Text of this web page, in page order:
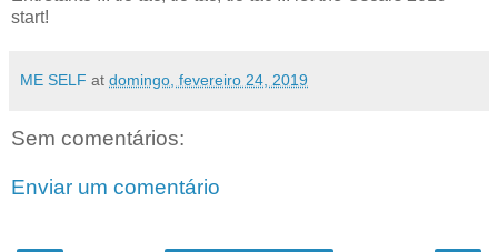
start!
ME SELF at domingo, fevereiro 24, 2019
Sem comentários:
Enviar um comentário